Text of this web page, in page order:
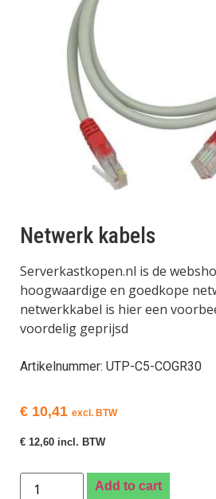
Netwerk kabels
Serverkastkopen.nl is de
hoogwaardige en goedkope
netwerkkabel is hier een
voordelig geprijsd
Artikelnummer: UTP-C5-COGR30
€ 10,41 excl. BTW
€ 12,60 incl. BTW
Add to cart